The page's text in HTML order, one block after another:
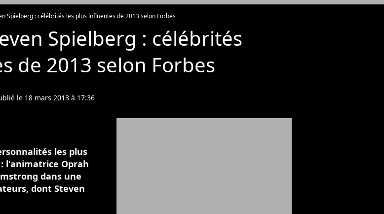
Spielberg : célébrités les plus influentes de 2013 selon Forbes
Spielberg : célébrités
de 2013 selon Forbes
le 18 mars 2013 à 17:36
les plus
l'animatrice Oprah
dans une
dont Steven